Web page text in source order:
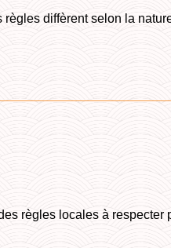
diffèrent selon la
règles locales à respecter